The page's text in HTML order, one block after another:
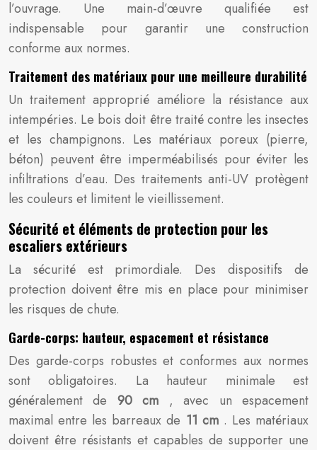
l’ouvrage. Une main-d’œuvre qualifiée est
indispensable pour garantir une construction
conforme aux normes.
Traitement des matériaux pour une meilleure durabilité
Un traitement approprié améliore la résistance aux
intempéries. Le bois doit être traité contre les insectes
et les champignons. Les matériaux poreux (pierre,
béton) peuvent être imperméabilisés pour éviter les
infiltrations d’eau. Des traitements anti-UV protègent
les couleurs et limitent le vieillissement.
Sécurité et éléments de protection pour les
escaliers extérieurs
La sécurité est primordiale. Des dispositifs de
protection doivent être mis en place pour minimiser
les risques de chute.
Garde-corps: hauteur, espacement et résistance
Des garde-corps robustes et conformes aux normes
sont obligatoires. La hauteur minimale est
généralement de 90 cm , avec un espacement
maximal entre les barreaux de 11 cm . Les matériaux
doivent être résistants et capables de supporter une